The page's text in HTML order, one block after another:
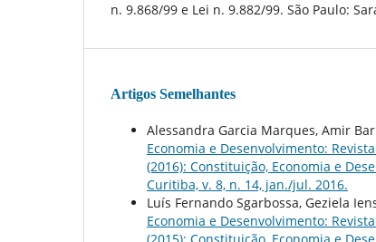
n. 9.868/99 e Lei n. 9.882/99. São Paulo:
Artigos Semelhantes
Alessandra Garcia Marques, Amir
Economia e Desenvolvimento:
(2016): Constituição, Economia e
Curitiba, v. 8, n. 14, jan./jul. 2016.
Luís Fernando Sgarbossa, Geziela
Economia e Desenvolvimento: